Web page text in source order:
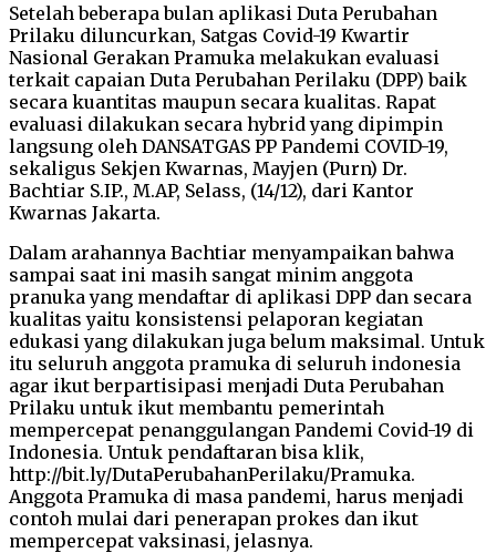
Setelah beberapa bulan aplikasi Duta Perubahan
Prilaku diluncurkan, Satgas Covid-19 Kwartir
Nasional Gerakan Pramuka melakukan evaluasi
terkait capaian Duta Perubahan Perilaku (DPP) baik
secara kuantitas maupun secara kualitas. Rapat
evaluasi dilakukan secara hybrid yang dipimpin
langsung oleh DANSATGAS PP Pandemi COVID-19,
sekaligus Sekjen Kwarnas, Mayjen (Purn) Dr.
Bachtiar S.IP., M.AP, Selass, (14/12), dari Kantor
Kwarnas Jakarta.
Dalam arahannya Bachtiar menyampaikan bahwa
sampai saat ini masih sangat minim anggota
pranuka yang mendaftar di aplikasi DPP dan secara
kualitas yaitu konsistensi pelaporan kegiatan
edukasi yang dilakukan juga belum maksimal. Untuk
itu seluruh anggota pramuka di seluruh indonesia
agar ikut berpartisipasi menjadi Duta Perubahan
Prilaku untuk ikut membantu pemerintah
mempercepat penanggulangan Pandemi Covid-19 di
Indonesia. Untuk pendaftaran bisa klik,
http://bit.ly/DutaPerubahanPerilaku/Pramuka.
Anggota Pramuka di masa pandemi, harus menjadi
contoh mulai dari penerapan prokes dan ikut
mempercepat vaksinasi, jelasnya.